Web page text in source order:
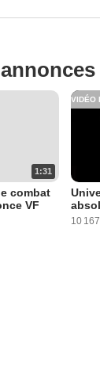
1:31
combat
VF
VIDÉO
10